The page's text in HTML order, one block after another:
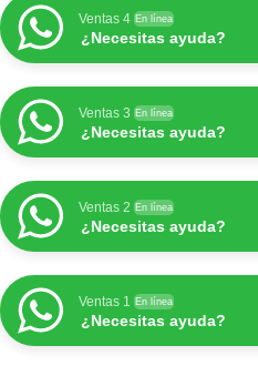
Ventas 4 En línea
¿Necesitas ayuda?
Ventas 3 En línea
¿Necesitas ayuda?
Ventas 2 En línea
¿Necesitas ayuda?
Ventas 1 En línea
¿Necesitas ayuda?